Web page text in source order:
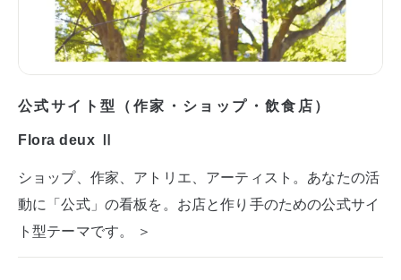
公式サイト型（作家・ショップ・飲食店）
Flora deux Ⅱ
ショップ、作家、アトリエ、アーティスト。あなたの活
動に「公式」の看板を。お店と作り手のための公式サイ
ト型テーマです。 ＞